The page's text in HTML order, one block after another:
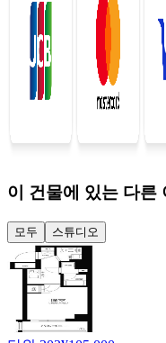
이 건물에 있는 다른
모두 스튜디오